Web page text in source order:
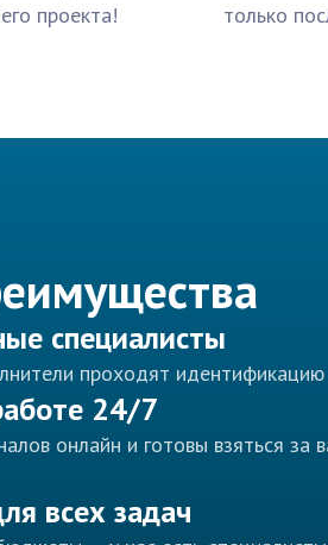
проекта!
только
специалисты
проходят
24/7
онлайн и готовы взяться за
всех задач